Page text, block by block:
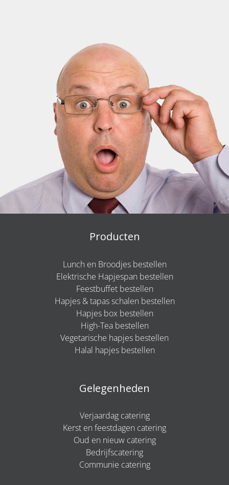
Producten
Lunch en Broodjes bestellen
Elektrische Hapjespan bestellen
Feestbuffet bestellen
Hapjes & tapas schalen bestellen
Hapjes box bestellen
High-Tea bestellen
Vegetarische hapjes bestellen
Halal hapjes bestellen
Gelegenheden
Verjaardag catering
Kerst en feestdagen catering
Oud en nieuw catering
Bedrijfscatering
Communie catering